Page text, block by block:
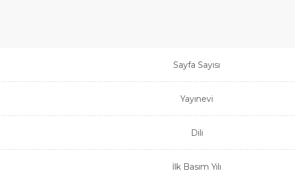
Sayfa Sayısı
Yayınevi
Dili
İlk Basım Yılı